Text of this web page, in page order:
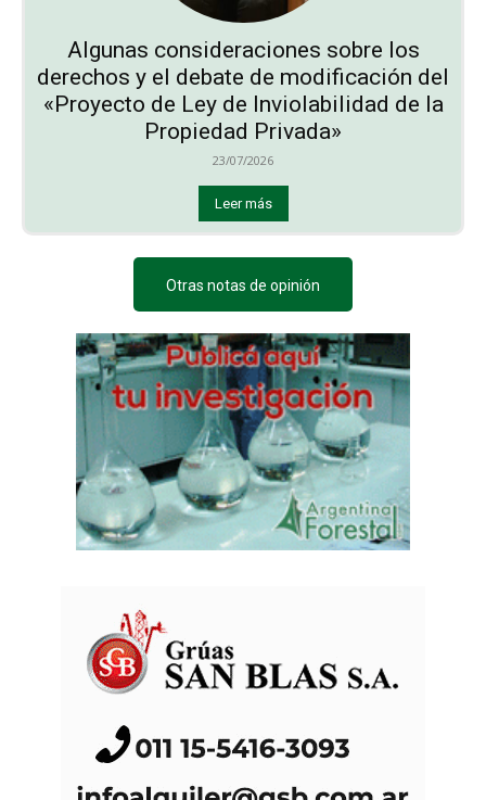
Algunas consideraciones sobre los
derechos y el debate de modificación del
«Proyecto de Ley de Inviolabilidad de la
Propiedad Privada»
23/07/2026
Leer más
Otras notas de opinión